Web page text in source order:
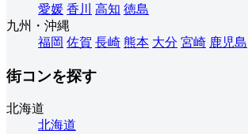
愛媛 香川 高知 徳島
九州・沖縄
福岡 佐賀 長崎 熊本 大分 宮崎 鹿児島
街コンを探す
北海道
北海道